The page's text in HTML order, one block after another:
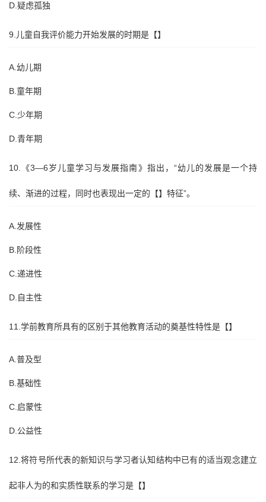
D.疑虑孤独
9.儿童自我评价能力开始发展的时期是【】
A.幼儿期
B.童年期
C.少年期
D.青年期
10.《3—6岁儿童学习与发展指南》指出，“幼儿的发展是一个持
续、渐进的过程，同时也表现出一定的【】特征”。
A.发展性
B.阶段性
C.递进性
D.自主性
11.学前教育所具有的区别于其他教育活动的奠基性特性是【】
A.普及型
B.基础性
C.启蒙性
D.公益性
12.将符号所代表的新知识与学习者认知结构中已有的适当观念建立
起非人为的和实质性联系的学习是【】